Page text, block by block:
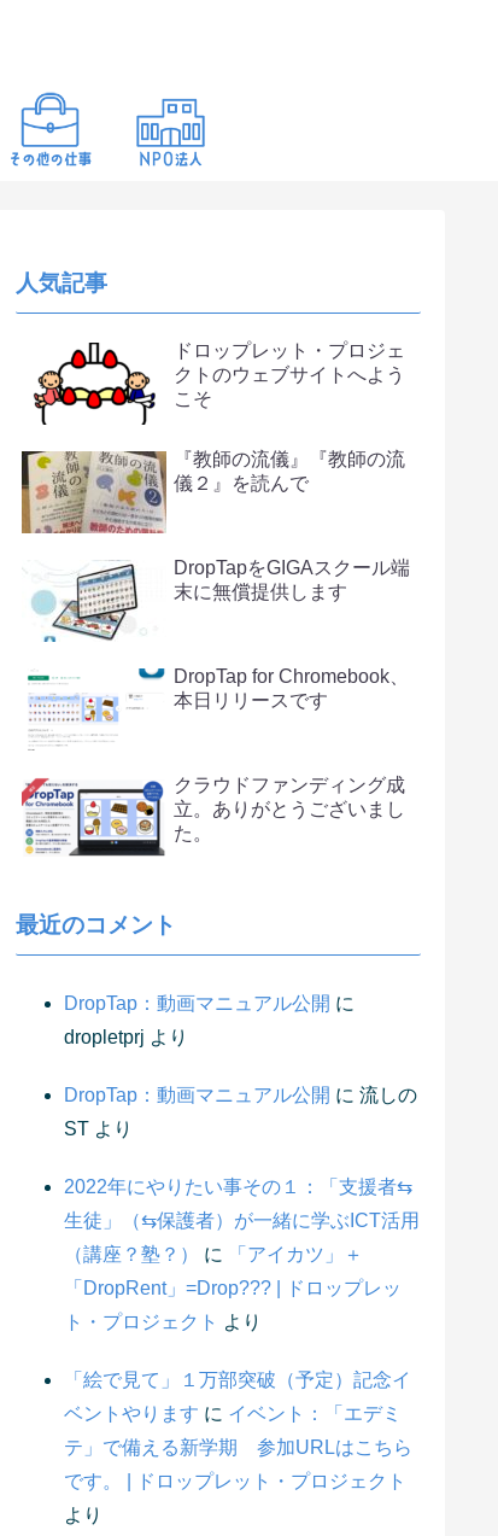
人気記事
ドロップレット・プロジェ
クトのウェブサイトへよう
こそ
『教師の流儀』『教師の流
儀２』を読んで
DropTapをGIGAスクール端
末に無償提供します
DropTap for Chromebook、
本日リリースです
クラウドファンディング成
立。ありがとうございまし
た。
最近のコメント
DropTap：動画マニュアル公開 に
dropletprj より
DropTap：動画マニュアル公開 に 流しの
ST より
2022年にやりたい事その１：「支援者⇆
生徒」（⇆保護者）が一緒に学ぶICT活用
（講座？塾？）
に
「アイカツ」＋
「DropRent」=Drop??? | ドロップレッ
ト・プロジェクト より
「絵で見て」１万部突破（予定）記念イ
ベントやります に イベント：「エデミ
テ」で備える新学期 参加URLはこちら
です。 | ドロップレット・プロジェクト
より